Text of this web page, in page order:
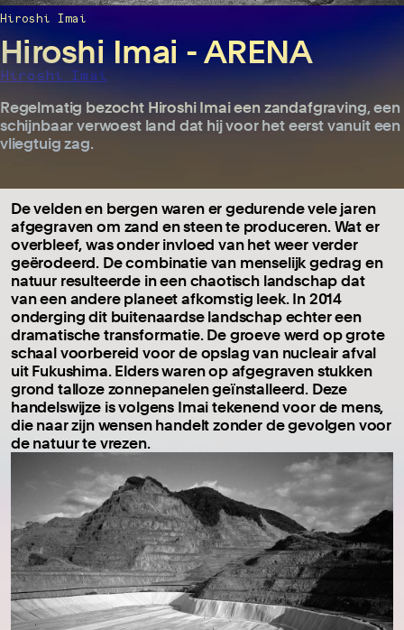
Hiroshi Imai - ARENA
Hiroshi Imai
Regelmatig bezocht Hiroshi Imai een zandafgraving, een
schijnbaar verwoest land dat hij voor het eerst vanuit een
vliegtuig zag.
Hiroshi Imai
De velden en bergen waren er gedurende vele jaren
afgegraven om zand en steen te produceren. Wat er
overbleef, was onder invloed van het weer verder
geërodeerd. De combinatie van menselijk gedrag en
natuur resulteerde in een chaotisch landschap dat
van een andere planeet afkomstig leek. In 2014
onderging dit buitenaardse landschap echter een
dramatische transformatie. De groeve werd op grote
schaal voorbereid voor de opslag van nucleair afval
uit Fukushima. Elders waren op afgegraven stukken
grond talloze zonnepanelen geïnstalleerd. Deze
handelswijze is volgens Imai tekenend voor de mens,
die naar zijn wensen handelt zonder de gevolgen voor
de natuur te vrezen.